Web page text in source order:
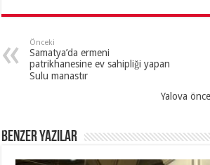
Önceki
Samatya’da ermeni
patrikhanesine ev sahipliği yapan
Sulu manastır
Yalova
Benzer Yazılar